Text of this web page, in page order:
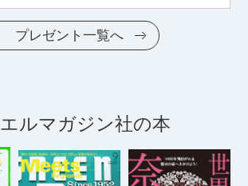
プレゼント一覧へ
エルマガジン社の本